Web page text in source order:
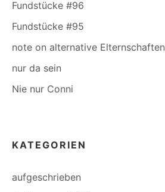
Fundstücke #96
Fundstücke #95
note on alternative Elternschaften
nur da sein
Nie nur Conni
KATEGORIEN
aufgeschrieben